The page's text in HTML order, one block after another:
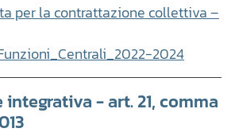
per la contrattazione collettiva –
2024
- art. 21, comma